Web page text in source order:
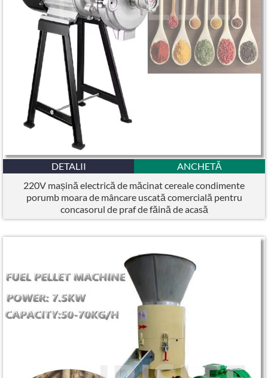
DETALII
ANCHETĂ
220V mașină electrică de măcinat cereale condimente
porumb moara de mâncare uscată comercială pentru
concasorul de praf de făină de acasă